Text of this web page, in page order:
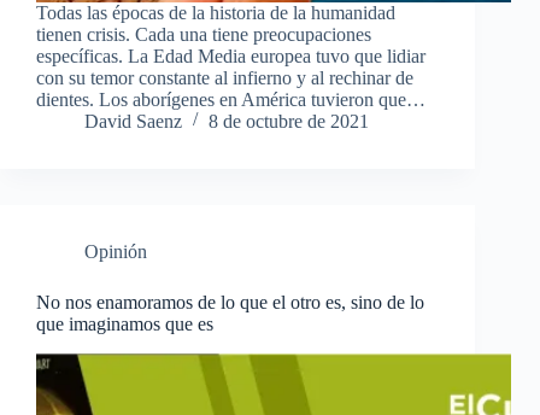
Todas las épocas de la historia de la humanidad
tienen crisis. Cada una tiene preocupaciones
específicas. La Edad Media europea tuvo que lidiar
con su temor constante al infierno y al rechinar de
dientes. Los aborígenes en América tuvieron que…
David Saenz
8 de octubre de 2021
Opinión
No nos enamoramos de lo que el otro es, sino de lo
que imaginamos que es